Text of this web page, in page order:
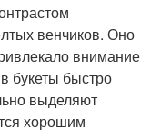
венчиков. Оно
внимание
букеты быстро
выделяют
хорошим